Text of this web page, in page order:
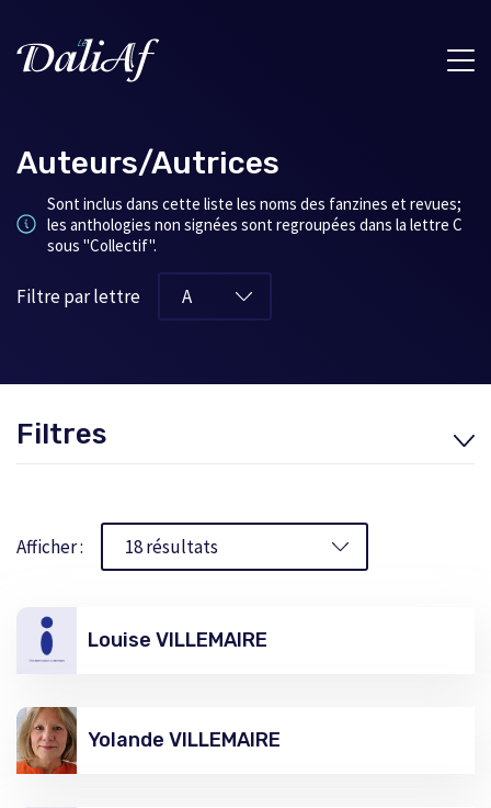
Auteurs/Autrices
Sont inclus dans cette liste les noms des fanzines et revues;
les anthologies non signées sont regroupées dans la lettre C
sous "Collectif".
Filtre par lettre
Filtres
Afficher :
Louise VILLEMAIRE
Yolande VILLEMAIRE